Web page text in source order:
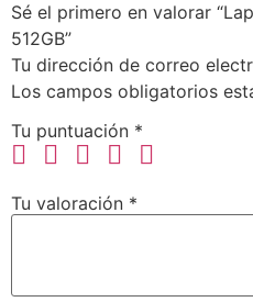
Sé el primero en valorar
512GB”
Tu dirección de correo
Los campos obligatorios
Tu puntuación *
Tu valoración *